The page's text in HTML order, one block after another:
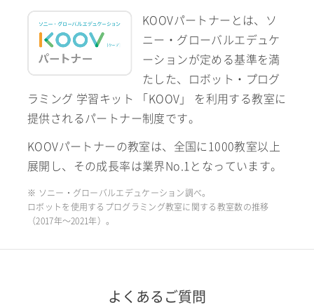
KOOVパートナーとは、ソ
ニー・グローバルエデュケ
ーションが定める基準を満
たした、ロボット・プログ
ラミング 学習キット 「KOOV」 を利用する教室に
提供されるパートナー制度です。
KOOVパートナーの教室は、全国に1000教室以上
展開し、その成長率は業界No.1となっています。
※ ソニー・グローバルエデュケーション調べ。
ロボットを使用するプログラミング教室に関する教室数の推移
（2017年〜2021年）。
よくあるご質問